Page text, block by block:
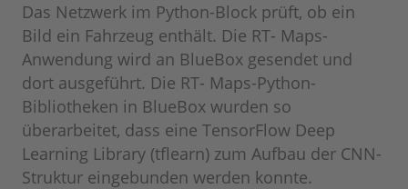
Das Netzwerk im Python-Block prüft, ob ein
Bild ein Fahrzeug enthält. Die RT- Maps-
Anwendung wird an BlueBox gesendet und
dort ausgeführt. Die RT- Maps-Python-
Bibliotheken in BlueBox wurden so
überarbeitet, dass eine TensorFlow Deep
Learning Library (tflearn) zum Aufbau der CNN-
Struktur eingebunden werden konnte.